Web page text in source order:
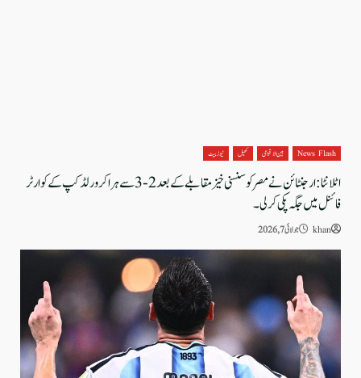
News Flash بین الاقوامی کھیل نیوز بیٹ
اٹلانٹا: ارجنٹائن نے مصر کو سنسنی خیز مقابلے کے بعد 2-3 سے ہرا کر ورلڈ کپ کے کوارٹر
فائنل میں جگہ پکی کر لی۔
khan جولائی 7, 2026